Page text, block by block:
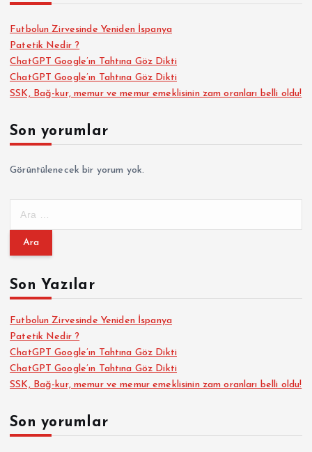
Futbolun Zirvesinde Yeniden İspanya
Patetik Nedir ?
ChatGPT Google’ın Tahtına Göz Dikti
ChatGPT Google’ın Tahtına Göz Dikti
SSK, Bağ-kur, memur ve memur emeklisinin zam oranları belli oldu!
Son yorumlar
Görüntülenecek bir yorum yok.
m
:Son Yazılar
Futbolun Zirvesinde Yeniden İspanya
Patetik Nedir ?
ChatGPT Google’ın Tahtına Göz Dikti
ChatGPT Google’ın Tahtına Göz Dikti
SSK, Bağ-kur, memur ve memur emeklisinin zam oranları belli oldu!
Son yorumlar